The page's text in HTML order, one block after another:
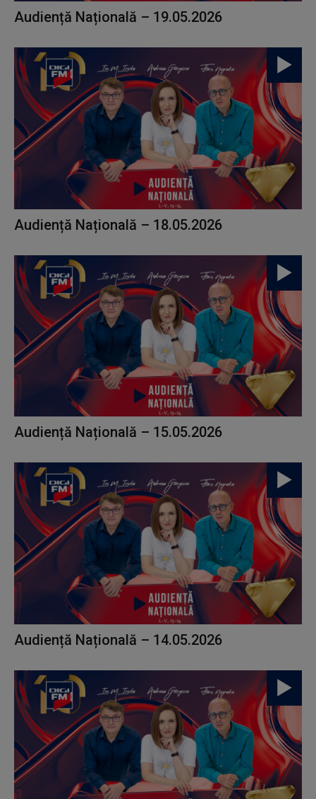
Audiență Națională – 19.05.2026
Audiență Națională – 18.05.2026
Audiență Națională – 15.05.2026
Audiență Națională – 14.05.2026